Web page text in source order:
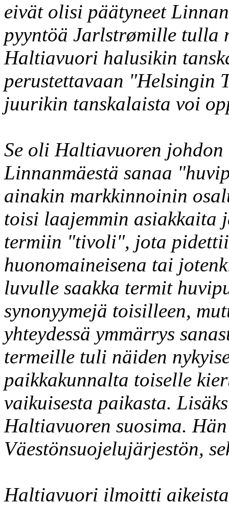
eivät olisi päätyneet
pyyntöä Jarlstrømille tulla
Haltiavuori halusikin
perustettavaan "Helsingin
juurikin tanskalaista voi
Se oli Haltiavuoren
Linnanmäestä sanaa
ainakin markkinnoinin
toisi laajemmin asiakkaita
termiin "tivoli", jota
huonomaineisena tai
luvulle saakka termit
synonyymejä toisilleen,
yhteydessä ymmärrys
termeille tuli näiden
paikkakunnalta toiselle
vaikuisesta paikasta.
Haltiavuoren suosima.
Väestönsuojelujärjestön,
Haltiavuori ilmoitti